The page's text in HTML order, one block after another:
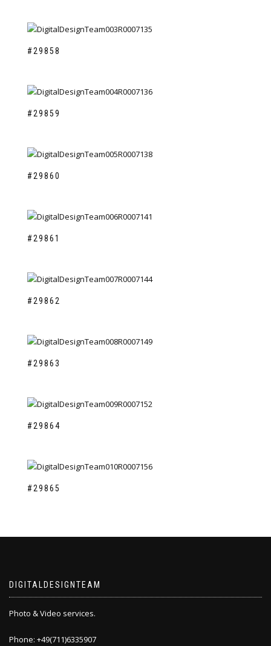
#29858
#29859
#29860
#29861
#29862
#29863
#29864
#29865
DIGITALDESIGNTEAM
Photo & Video services.
Phone: +49(711)6335907